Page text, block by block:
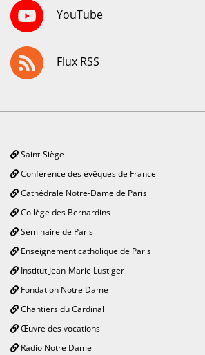
YouTube
Flux RSS
Saint-Siège
Conférence des évêques de France
Cathédrale Notre-Dame de Paris
Collège des Bernardins
Séminaire de Paris
Enseignement catholique de Paris
Institut Jean-Marie Lustiger
Fondation Notre Dame
Chantiers du Cardinal
Œuvre des vocations
Radio Notre Dame